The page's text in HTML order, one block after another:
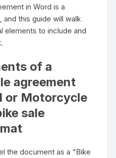
in Word is a
this guide will walk
elements to include and
of a
agreement
or Motorcycle
sale
the document as a “Bike